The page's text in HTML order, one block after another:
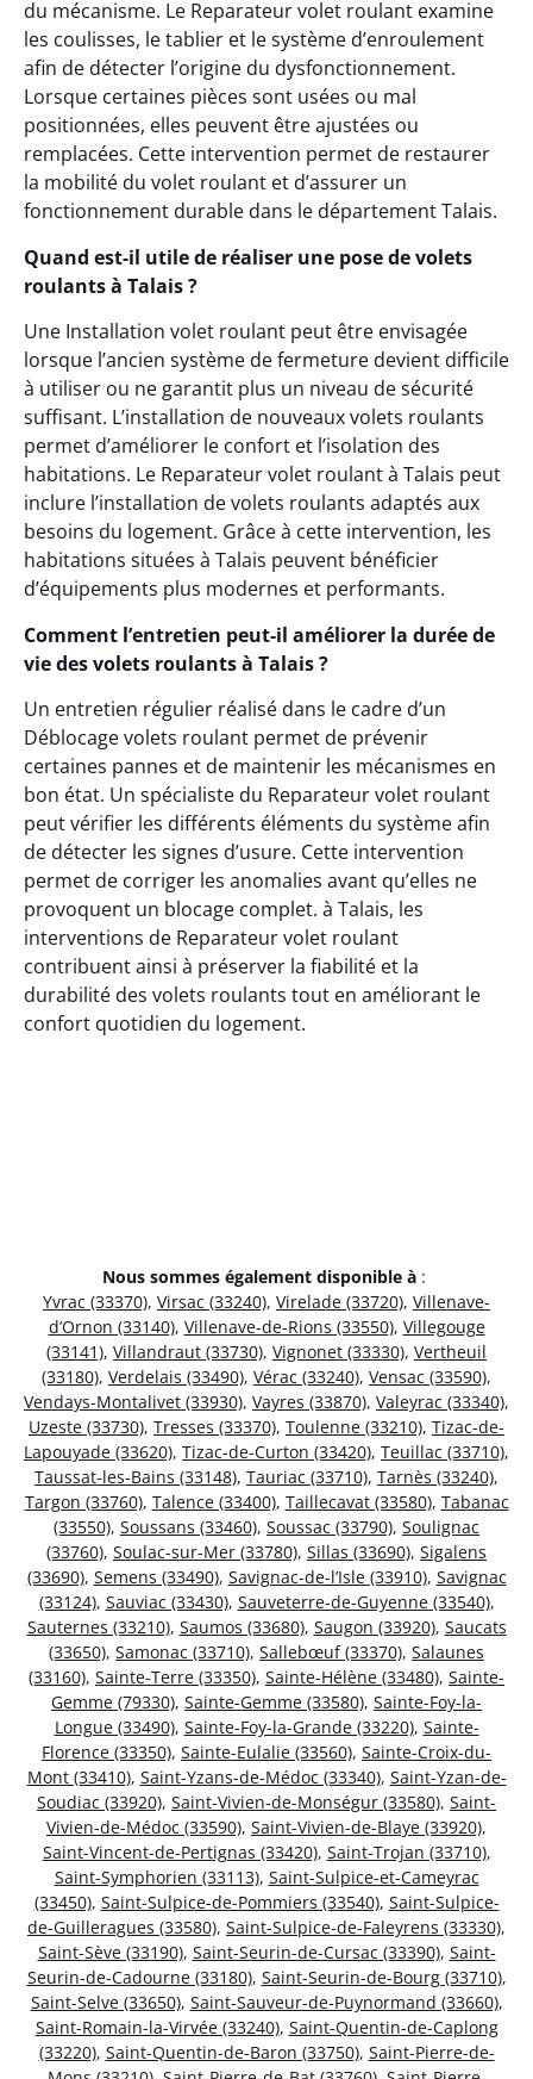
du mécanisme. Le Reparateur volet roulant examine
les coulisses, le tablier et le système d’enroulement
afin de détecter l’origine du dysfonctionnement.
Lorsque certaines pièces sont usées ou mal
positionnées, elles peuvent être ajustées ou
remplacées. Cette intervention permet de restaurer
la mobilité du volet roulant et d’assurer un
fonctionnement durable dans le département Talais.
Quand est-il utile de réaliser une pose de volets
roulants à Talais ?
Une Installation volet roulant peut être envisagée
lorsque l’ancien système de fermeture devient difficile
à utiliser ou ne garantit plus un niveau de sécurité
suffisant. L’installation de nouveaux volets roulants
permet d’améliorer le confort et l’isolation des
habitations. Le Reparateur volet roulant à Talais peut
inclure l’installation de volets roulants adaptés aux
besoins du logement. Grâce à cette intervention, les
habitations situées à Talais peuvent bénéficier
d’équipements plus modernes et performants.
Comment l’entretien peut-il améliorer la durée de
vie des volets roulants à Talais ?
Un entretien régulier réalisé dans le cadre d’un
Déblocage volets roulant permet de prévenir
certaines pannes et de maintenir les mécanismes en
bon état. Un spécialiste du Reparateur volet roulant
peut vérifier les différents éléments du système afin
de détecter les signes d’usure. Cette intervention
permet de corriger les anomalies avant qu’elles ne
provoquent un blocage complet. à Talais, les
interventions de Reparateur volet roulant
contribuent ainsi à préserver la fiabilité et la
durabilité des volets roulants tout en améliorant le
confort quotidien du logement.
Nous sommes également disponible à :
Yvrac (33370), Virsac (33240), Virelade (33720), Villenave-
d’Ornon (33140), Villenave-de-Rions (33550), Villegouge
(33141), Villandraut (33730), Vignonet (33330), Vertheuil
(33180), Verdelais (33490), Vérac (33240), Vensac (33590),
Vendays-Montalivet (33930), Vayres (33870), Valeyrac (33340),
Uzeste (33730), Tresses (33370), Toulenne (33210), Tizac-de-
Lapouyade (33620), Tizac-de-Curton (33420), Teuillac (33710),
Taussat-les-Bains (33148), Tauriac (33710), Tarnès (33240),
Targon (33760), Talence (33400), Taillecavat (33580), Tabanac
(33550), Soussans (33460), Soussac (33790), Soulignac
(33760), Soulac-sur-Mer (33780), Sillas (33690), Sigalens
(33690), Semens (33490), Savignac-de-l’Isle (33910), Savignac
(33124), Sauviac (33430), Sauveterre-de-Guyenne (33540),
Sauternes (33210), Saumos (33680), Saugon (33920), Saucats
(33650), Samonac (33710), Sallebœuf (33370), Salaunes
(33160), Sainte-Terre (33350), Sainte-Hélène (33480), Sainte-
Gemme (79330), Sainte-Gemme (33580), Sainte-Foy-la-
Longue (33490), Sainte-Foy-la-Grande (33220), Sainte-
Florence (33350), Sainte-Eulalie (33560), Sainte-Croix-du-
Mont (33410), Saint-Yzans-de-Médoc (33340), Saint-Yzan-de-
Soudiac (33920), Saint-Vivien-de-Monségur (33580), Saint-
Vivien-de-Médoc (33590), Saint-Vivien-de-Blaye (33920),
Saint-Vincent-de-Pertignas (33420), Saint-Trojan (33710),
Saint-Symphorien (33113), Saint-Sulpice-et-Cameyrac
(33450), Saint-Sulpice-de-Pommiers (33540), Saint-Sulpice-
de-Guilleragues (33580), Saint-Sulpice-de-Faleyrens (33330),
Saint-Sève (33190), Saint-Seurin-de-Cursac (33390), Saint-
Seurin-de-Cadourne (33180), Saint-Seurin-de-Bourg (33710),
Saint-Selve (33650), Saint-Sauveur-de-Puynormand (33660),
Saint-Romain-la-Virvée (33240), Saint-Quentin-de-Caplong
(33220), Saint-Quentin-de-Baron (33750), Saint-Pierre-de-